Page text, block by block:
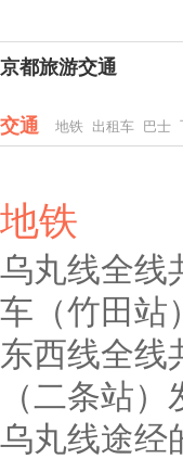
京都旅游交通
交通 地铁 出租车 巴士
地铁
乌丸线全线
车（竹田站
东西线全线
（二条站）
乌丸线途经